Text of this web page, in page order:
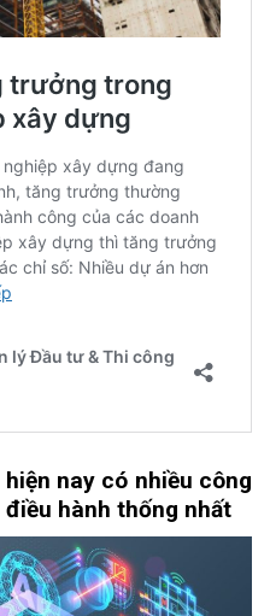
hiện nay có nhiều công
điều hành thống nhất